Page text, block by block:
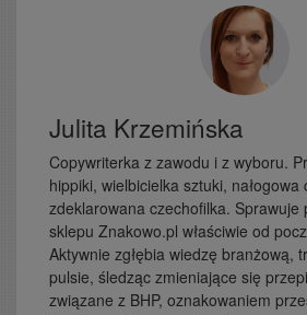
Julita Krzemińska
Copywriterka z zawodu i z wyboru.
hippiki, wielbicielka sztuki, nałogowa
zdeklarowana czechofilka. Sprawuje
sklepu Znakowo.pl właściwie od
Aktywnie zgłębia wiedzę branżową,
pulsie, śledząc zmieniające się
związane z BHP, oznakowaniem